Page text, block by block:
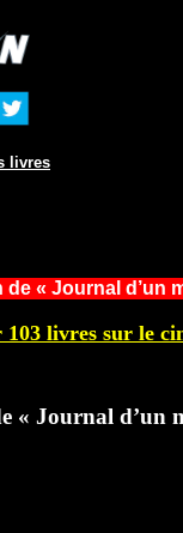
livres
« Journal d’un
103 livres sur le
« Journal d’un